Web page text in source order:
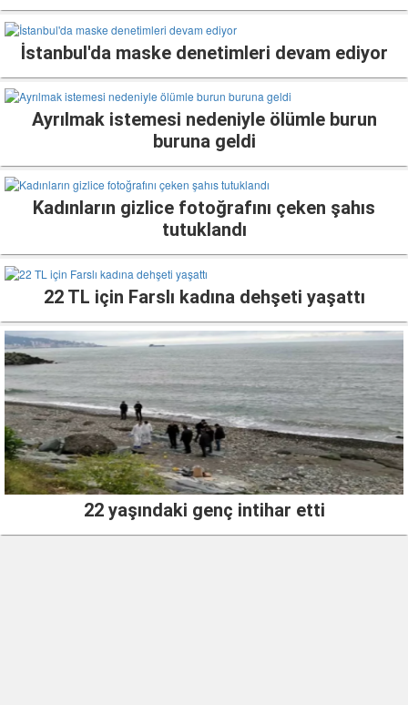
İstanbul'da maske denetimleri devam ediyor
Ayrılmak istemesi nedeniyle ölümle burun
buruna geldi
Kadınların gizlice fotoğrafını çeken şahıs
tutuklandı
22 TL için Farslı kadına dehşeti yaşattı
22 yaşındaki genç intihar etti